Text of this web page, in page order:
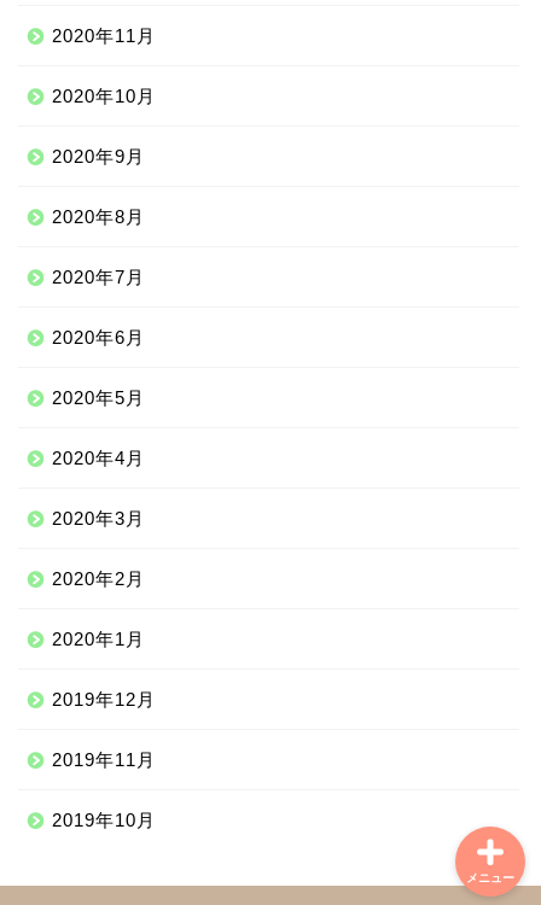
2020年11月
2020年10月
2020年9月
2020年8月
2020年7月
2020年6月
2020年5月
2020年4月
2020年3月
2020年2月
2020年1月
2019年12月
2019年11月
2019年10月
メニュー